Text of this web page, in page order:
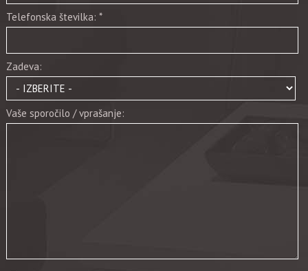
Telefonska številka: *
Zadeva:
Vaše sporočilo / vprašanje: